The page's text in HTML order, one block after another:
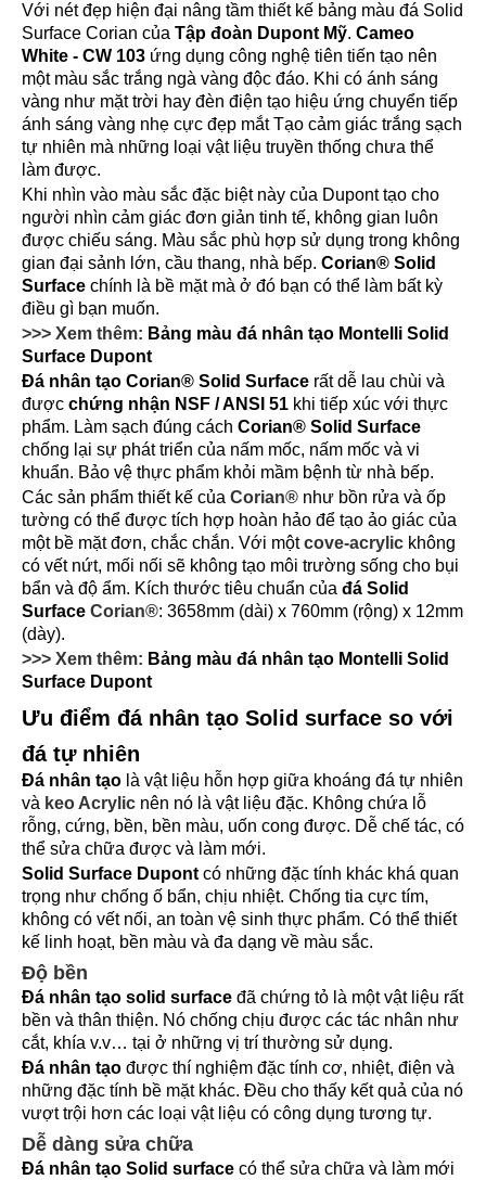
Với nét đẹp hiện đại nâng tầm thiết kế bảng màu đá Solid
Surface Corian của Tập đoàn Dupont Mỹ. Cameo
White - CW 103 ứng dụng công nghệ tiên tiến tạo nên
một màu sắc trắng ngà vàng độc đáo. Khi có ánh sáng
vàng như mặt trời hay đèn điện tạo hiệu ứng chuyển tiếp
ánh sáng vàng nhẹ cực đẹp mắt Tạo cảm giác trắng sạch
tự nhiên mà những loại vật liệu truyền thống chưa thể
làm được.
Khi nhìn vào màu sắc đặc biệt này của Dupont tạo cho
người nhìn cảm giác đơn giản tinh tế, không gian luôn
được chiếu sáng. Màu sắc phù hợp sử dụng trong không
gian đại sảnh lớn, cầu thang, nhà bếp. Corian® Solid
Surface chính là bề mặt mà ở đó bạn có thể làm bất kỳ
điều gì bạn muốn.
>>> Xem thêm: Bảng màu đá nhân tạo Montelli Solid
Surface Dupont
Đá nhân tạo Corian® Solid Surface rất dễ lau chùi và
được chứng nhận NSF / ANSI 51 khi tiếp xúc với thực
phẩm. Làm sạch đúng cách Corian® Solid Surface
chống lại sự phát triển của nấm mốc, nấm mốc và vi
khuẩn. Bảo vệ thực phẩm khỏi mầm bệnh từ nhà bếp.
Các sản phẩm thiết kế của Corian® như bồn rửa và ốp
tường có thể được tích hợp hoàn hảo để tạo ảo giác của
một bề mặt đơn, chắc chắn. Với mộtcove-acrylic không
có vết nứt, mối nối sẽ không tạo môi trường sống cho bụi
bẩn và độ ẩm. Kích thước tiêu chuẩn của đá Solid
Surface Corian®: 3658mm (dài) x 760mm (rộng) x 12mm
(dày).
>>> Xem thêm: Bảng màu đá nhân tạo Montelli Solid
Surface Dupont
Ưu điểm đá nhân tạo Solid surface so với
đá tự nhiên
Đá nhân tạo là vật liệu hỗn hợp giữa khoáng đá tự nhiên
và keo Acrylic nên nó là vật liệu đặc. Không chứa lỗ
rỗng, cứng, bền, bền màu, uốn cong được. Dễ chế tác, có
thể sửa chữa được và làm mới.
Solid Surface Dupont có những đặc tính khác khá quan
trọng như chống ố bẩn, chịu nhiệt. Chống tia cực tím,
không có vết nối, an toàn vệ sinh thực phẩm. Có thể thiết
kế linh hoạt, bền màu và đa dạng về màu sắc.
Độ bền
Đá nhân tạo solid surface đã chứng tỏ là một vật liệu rất
bền và thân thiện. Nó chống chịu được các tác nhân như
cắt, khía v.v… tại ở những vị trí thường sử dụng.
Đá nhân tạo được thí nghiệm đặc tính cơ, nhiệt, điện và
những đặc tính bề mặt khác. Đều cho thấy kết quả của nó
vượt trội hơn các loại vật liệu có công dụng tương tự.
Dễ dàng sửa chữa
Đá nhân tạo Solid surface có thể sửa chữa và làm mới